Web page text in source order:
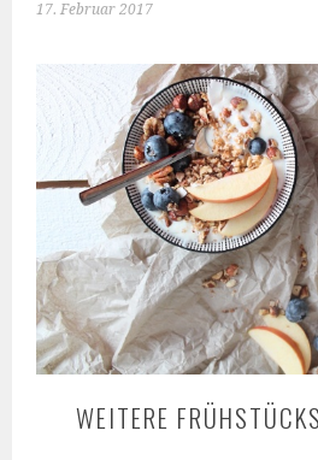
17. Februar 2017
WEITERE